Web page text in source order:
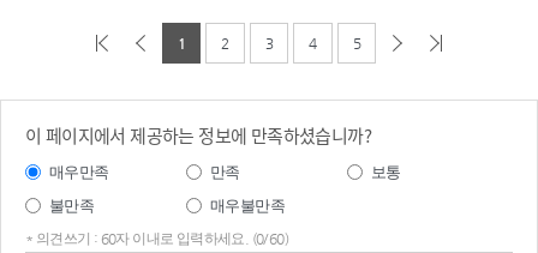
1 2 3 4 5
이 페이지에서 제공하는 정보에 만족하셨습니까?
매우만족 만족
보통
불만족
매우불만족
* 의견쓰기 : 60자 이내로 입력하세요. (0/60)